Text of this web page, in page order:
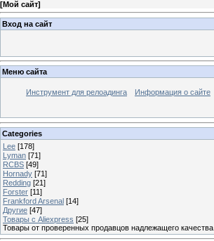
[Мой сайт]
Вход на сайт
Меню сайта
Инструмент для релоадинга Информация о сайте
Categories
Lee [178]
Lyman [71]
RCBS [49]
Hornady [71]
Redding [21]
Forster [11]
Frankford Arsenal [14]
Другие [47]
Товары с Aliexpress [25]
Товары от проверенных продавцов надлежащего качества.